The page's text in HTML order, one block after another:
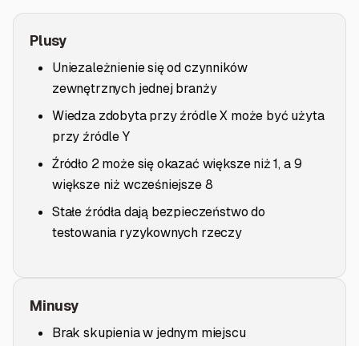
Plusy
Uniezależnienie się od czynników
zewnętrznych jednej branży
Wiedza zdobyta przy źródle X może być użyta
przy źródle Y
Źródło 2 może się okazać większe niż 1, a 9
większe niż wcześniejsze 8
Stałe źródła dają bezpieczeństwo do
testowania ryzykownych rzeczy
Minusy
Brak skupienia w jednym miejscu